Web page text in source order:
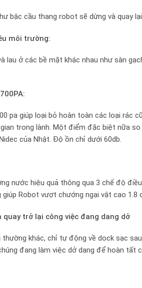
bậc cầu thang robot sẽ dừng và quay
môi trường:
lau ở các bề mặt khác nhau như sàn
700PA:
pa giúp loại bỏ hoàn toàn các loại rác
trong lành. Một điểm đặc biệt nữa
của Nhật. Độ ồn chỉ dưới 60db.
nước hiệu quả thông qua 3 chế độ
Robot vượt chướng ngại vật cao 1.8
quay trở lại công việc đang dang dở
khác, chỉ tự động về dock sạc
đang làm việc dở dang để hoàn